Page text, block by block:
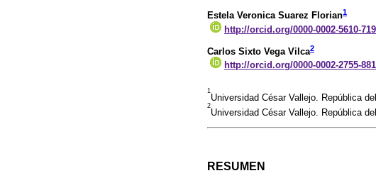
Estela Veronica Suarez Florian1
http://orcid.org/0000-0002-5610-
Carlos Sixto Vega Vilca2
http://orcid.org/0000-0002-2755-
1
Universidad César Vallejo. República
2
Universidad César Vallejo. República
RESUMEN